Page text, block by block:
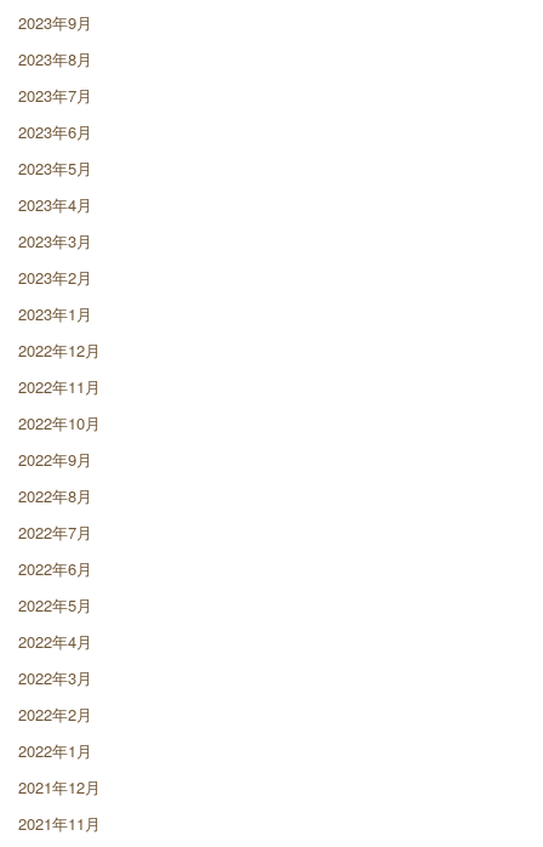
2023年9月
2023年8月
2023年7月
2023年6月
2023年5月
2023年4月
2023年3月
2023年2月
2023年1月
2022年12月
2022年11月
2022年10月
2022年9月
2022年8月
2022年7月
2022年6月
2022年5月
2022年4月
2022年3月
2022年2月
2022年1月
2021年12月
2021年11月